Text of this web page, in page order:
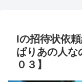
Iの招待状依
ぱりあの人な
０３】